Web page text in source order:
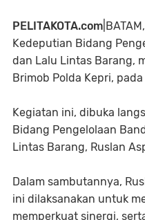
PELITAKOTA.com
Kedeputian Bidang
dan Lalu Lintas Barang,
Brimob Polda Kepri,
Kegiatan ini, dibuka
Bidang Pengelolaan
Lintas Barang, Ruslan
Dalam sambutannya,
ini dilaksanakan untuk
memperkuat sinergi,